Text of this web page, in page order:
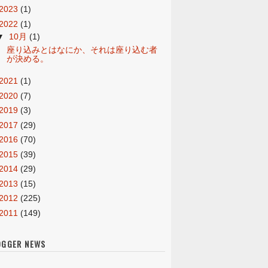
(1)
2022 (1)
10月 (1)
座り込みとはなにか、それは座り込む者
が決める。
(1)
2020 (7)
(3)
2017 (29)
(70)
2015 (39)
(29)
2013 (15)
(225)
2011 (149)
NEWS